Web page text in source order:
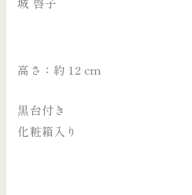
高さ：約 12 cm
黒台付き
化粧箱入り